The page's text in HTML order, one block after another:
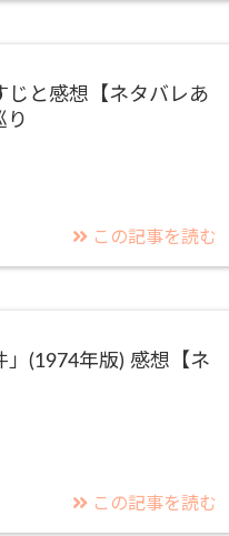
じと感想【ネタバレあ
り
この記事を読む
(1974年版) 感想【ネ
この記事を読む